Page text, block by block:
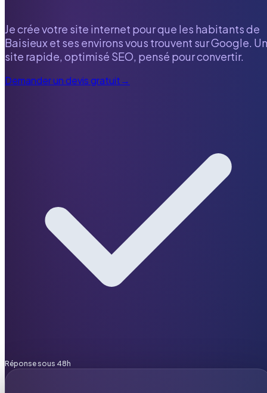
Je crée votre site internet pour que les habitants de
Baisieuxet ses environs vous trouvent sur Google. Un
site rapide, optimisé SEO, pensé pour convertir.
Demander un devis gratuit→
Réponse sous 48h